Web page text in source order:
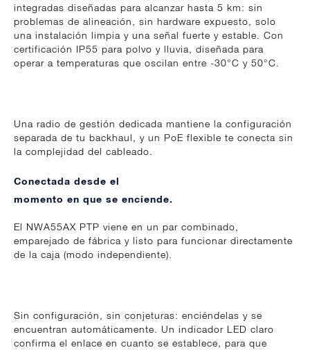
integradas diseñadas para alcanzar hasta 5 km: sin
problemas de alineación, sin hardware expuesto, solo
una instalación limpia y una señal fuerte y estable. Con
certificación IP55 para polvo y lluvia, diseñada para
operar a temperaturas que oscilan entre -30°C y 50°C.
Una radio de gestión dedicada mantiene la configuración
separada de tu backhaul, y un PoE flexible te conecta sin
la complejidad del cableado.
Conectada desde el
momento en que se enciende.
El NWA55AX PTP viene en un par combinado,
emparejado de fábrica y listo para funcionar directamente
de la caja (modo independiente).
Sin configuración, sin conjeturas: enciéndelas y se
encuentran automáticamente. Un indicador LED claro
confirma el enlace en cuanto se establece, para que